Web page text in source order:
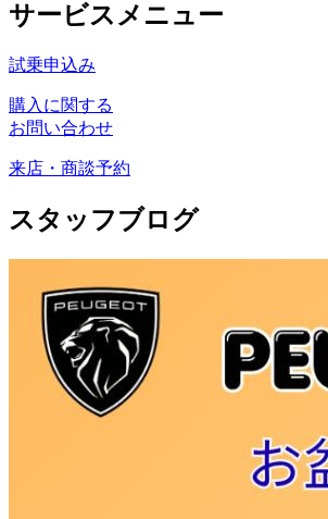
サービスメニュー
試乗申込み
購入に関する
お問い合わせ
来店・商談予約
スタッフブログ